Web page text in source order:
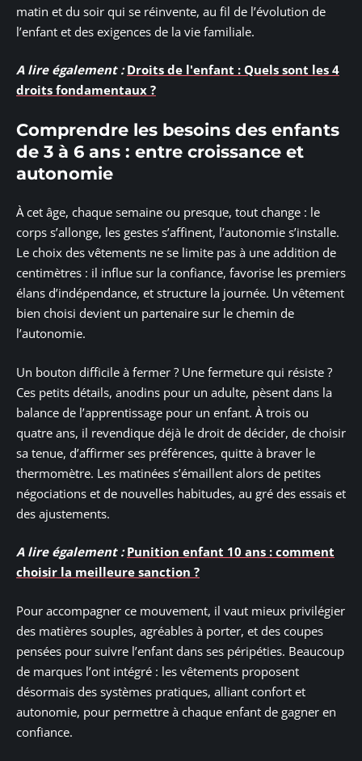
matin et du soir qui se réinvente, au fil de l’évolution de
l’enfant et des exigences de la vie familiale.
A lire également : Droits de l'enfant : Quels sont les 4
droits fondamentaux ?
Comprendre les besoins des enfants
de 3 à 6 ans : entre croissance et
autonomie
À cet âge, chaque semaine ou presque, tout change : le
corps s’allonge, les gestes s’affinent, l’autonomie s’installe.
Le choix des vêtements ne se limite pas à une addition de
centimètres : il influe sur la confiance, favorise les premiers
élans d’indépendance, et structure la journée. Un vêtement
bien choisi devient un partenaire sur le chemin de
l’autonomie.
Un bouton difficile à fermer ? Une fermeture qui résiste ?
Ces petits détails, anodins pour un adulte, pèsent dans la
balance de l’apprentissage pour un enfant. À trois ou
quatre ans, il revendique déjà le droit de décider, de choisir
sa tenue, d’affirmer ses préférences, quitte à braver le
thermomètre. Les matinées s’émaillent alors de petites
négociations et de nouvelles habitudes, au gré des essais et
des ajustements.
A lire également : Punition enfant 10 ans : comment
choisir la meilleure sanction ?
Pour accompagner ce mouvement, il vaut mieux privilégier
des matières souples, agréables à porter, et des coupes
pensées pour suivre l’enfant dans ses péripéties. Beaucoup
de marques l’ont intégré : les vêtements proposent
désormais des systèmes pratiques, alliant confort et
autonomie, pour permettre à chaque enfant de gagner en
confiance.